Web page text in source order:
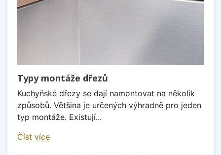
Typy montáže dřezů
Kuchyňské dřezy se dají namontovat na několik
způsobů. Většina je určených výhradně pro jeden
typ montáže. Existují...
Číst více